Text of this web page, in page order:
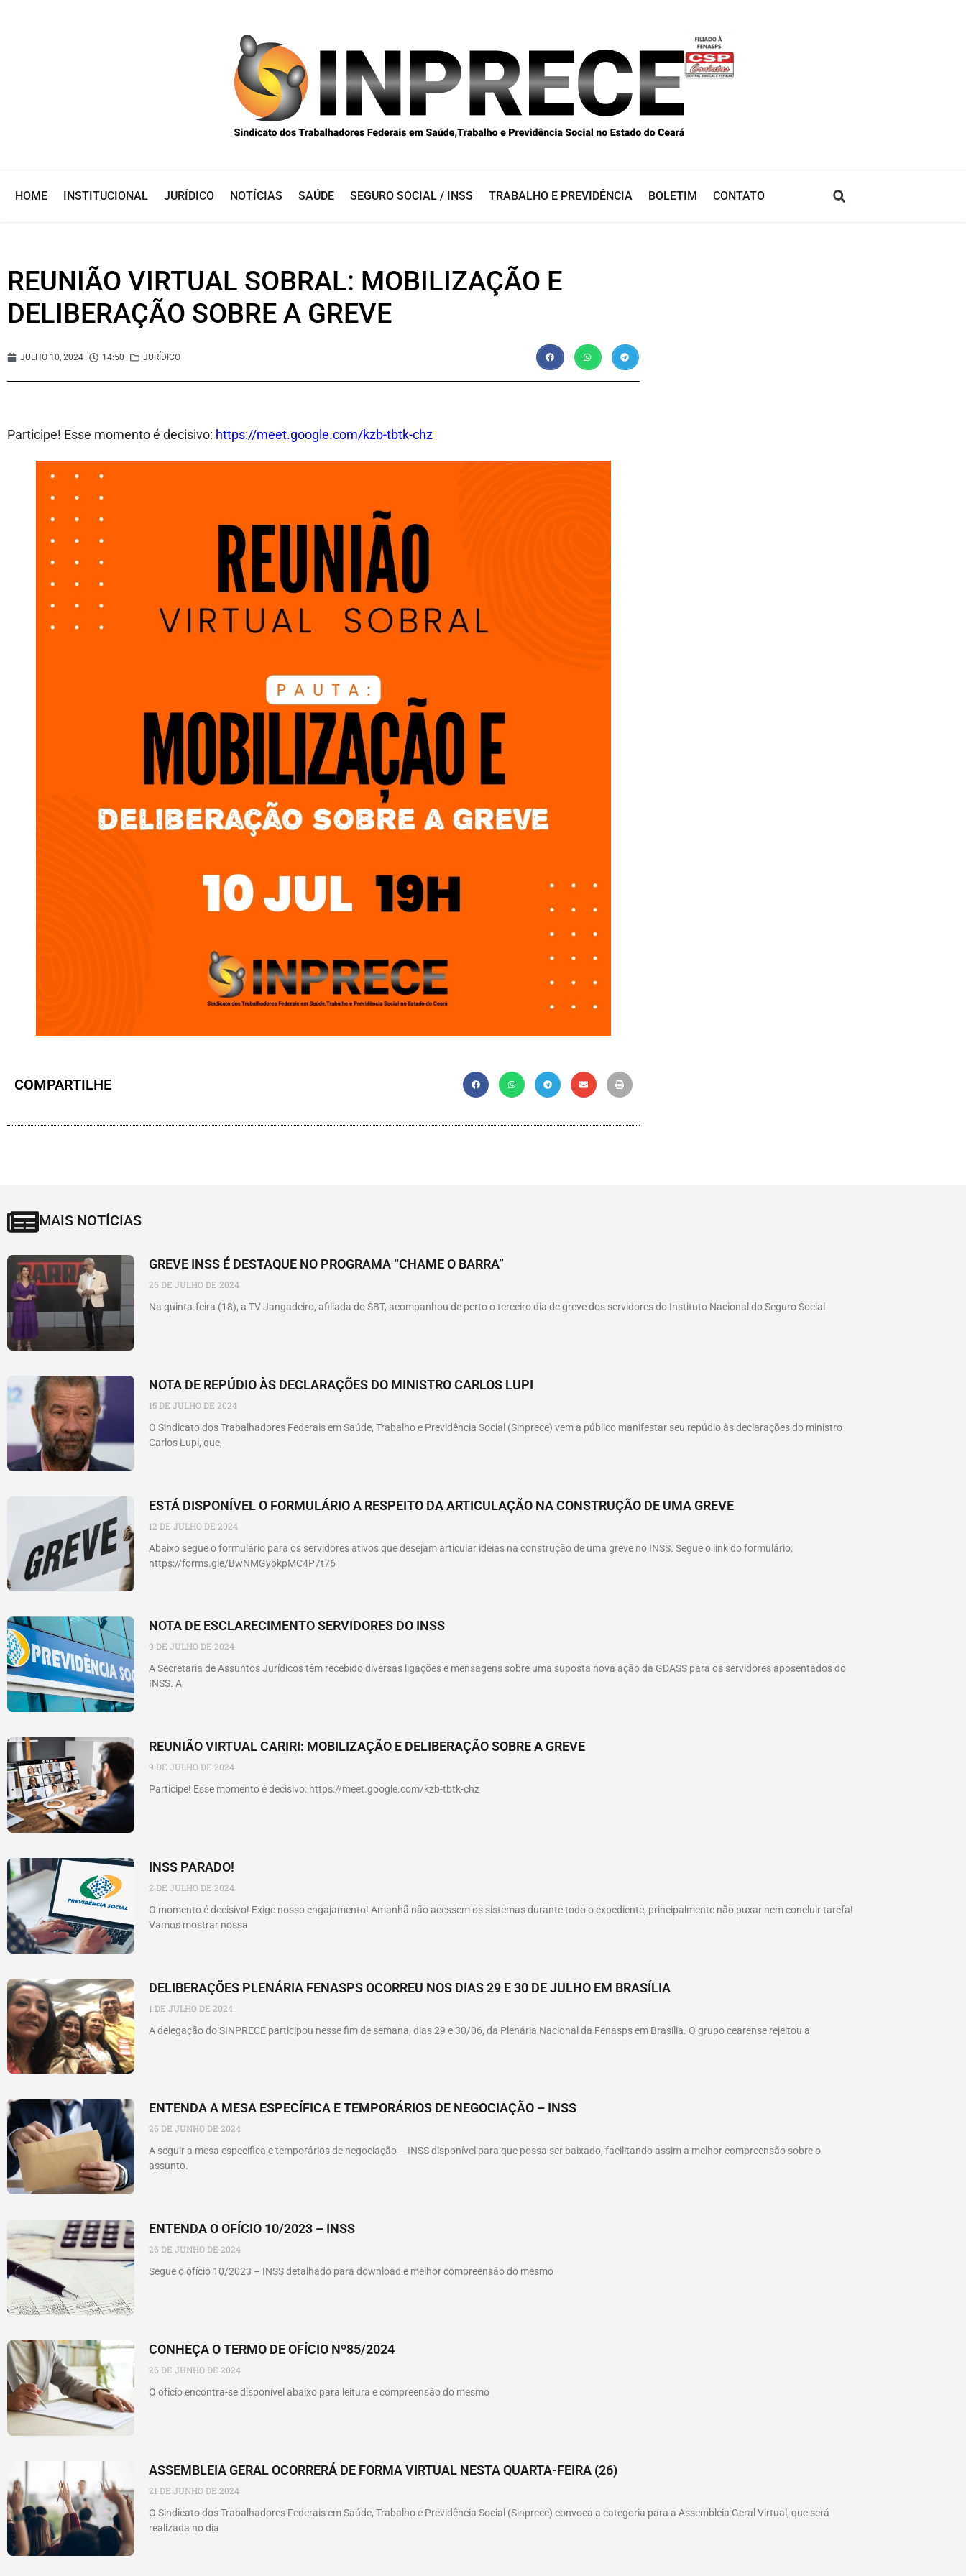
HOME INSTITUCIONAL JURÍDICO NOTÍCIAS SAÚDE SEGURO SOCIAL / INSS TRABALHO E PREVIDÊNCIA BOLETIM CONTATO
REUNIÃO VIRTUAL SOBRAL: MOBILIZAÇÃO E
DELIBERAÇÃO SOBRE A GREVE
JULHO 10, 2024 14:50 JURÍDICO
Participe! Esse momento é decisivo: https://meet.google.com/kzb-tbtk-chz
COMPARTILHE
MAIS NOTÍCIAS
GREVE INSS É DESTAQUE NO PROGRAMA “CHAME O BARRA”
26 DE JULHO DE 2024
Na quinta-feira (18), a TV Jangadeiro, afiliada do SBT, acompanhou de perto o terceiro dia de greve dos servidores do Instituto Nacional do Seguro Social
NOTA DE REPÚDIO ÀS DECLARAÇÕES DO MINISTRO CARLOS LUPI
15 DE JULHO DE 2024
O Sindicato dos Trabalhadores Federais em Saúde, Trabalho e Previdência Social (Sinprece) vem a público manifestar seu repúdio às declarações do ministro
Carlos Lupi, que,
ESTÁ DISPONÍVEL O FORMULÁRIO A RESPEITO DA ARTICULAÇÃO NA CONSTRUÇÃO DE UMA GREVE
12 DE JULHO DE 2024
Abaixo segue o formulário para os servidores ativos que desejam articular ideias na construção de uma greve no INSS. Segue o link do formulário:
https://forms.gle/BwNMGyokpMC4P7t76
NOTA DE ESCLARECIMENTO SERVIDORES DO INSS
9 DE JULHO DE 2024
A Secretaria de Assuntos Jurídicos têm recebido diversas ligações e mensagens sobre uma suposta nova ação da GDASS para os servidores aposentados do
INSS. A
REUNIÃO VIRTUAL CARIRI: MOBILIZAÇÃO E DELIBERAÇÃO SOBRE A GREVE
9 DE JULHO DE 2024
Participe! Esse momento é decisivo: https://meet.google.com/kzb-tbtk-chz
INSS PARADO!
2 DE JULHO DE 2024
O momento é decisivo! Exige nosso engajamento! Amanhã não acessem os sistemas durante todo o expediente, principalmente não puxar nem concluir tarefa!
Vamos mostrar nossa
DELIBERAÇÕES PLENÁRIA FENASPS OCORREU NOS DIAS 29 E 30 DE JULHO EM BRASÍLIA
1 DE JULHO DE 2024
A delegação do SINPRECE participou nesse fim de semana, dias 29 e 30/06, da Plenária Nacional da Fenasps em Brasília. O grupo cearense rejeitou a
ENTENDA A MESA ESPECÍFICA E TEMPORÁRIOS DE NEGOCIAÇÃO – INSS
26 DE JUNHO DE 2024
A seguir a mesa específica e temporários de negociação – INSS disponível para que possa ser baixado, facilitando assim a melhor compreensão sobre o
assunto.
ENTENDA O OFÍCIO 10/2023 – INSS
26 DE JUNHO DE 2024
Segue o ofício 10/2023 – INSS detalhado para download e melhor compreensão do mesmo
CONHEÇA O TERMO DE OFÍCIO Nº85/2024
26 DE JUNHO DE 2024
O ofício encontra-se disponível abaixo para leitura e compreensão do mesmo
ASSEMBLEIA GERAL OCORRERÁ DE FORMA VIRTUAL NESTA QUARTA-FEIRA (26)
21 DE JUNHO DE 2024
O Sindicato dos Trabalhadores Federais em Saúde, Trabalho e Previdência Social (Sinprece) convoca a categoria para a Assembleia Geral Virtual, que será
realizada no dia